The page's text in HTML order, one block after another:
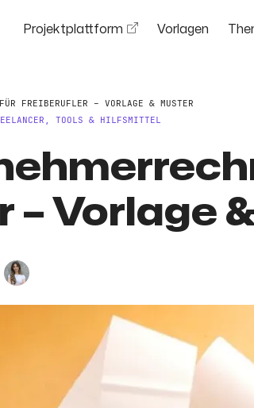
Projektplattform Vorlagen
FÜR FREIBERUFLER – VORLAGE & MUSTER
, TOOLS & HILFSMITTEL
– Vorlage